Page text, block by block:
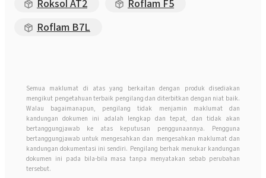
Roksol AT2
Roflam F5
Roflam B7L
Semua maklumat di atas yang berkaitan dengan produk disediakan
mengikut pengetahuan terbaik pengilang dan diterbitkan dengan niat baik.
Walau bagaimanapun, pengilang tidak menjamin maklumat dan
kandungan dokumen ini adalah lengkap dan tepat, dan tidak akan
bertanggungjawab ke atas keputusan penggunaannya. Pengguna
bertanggungjawab untuk mengesahkan dan mengesahkan maklumat dan
kandungan dokumentasi ini sendiri. Pengilang berhak menukar kandungan
dokumen ini pada bila-bila masa tanpa menyatakan sebab perubahan
tersebut.